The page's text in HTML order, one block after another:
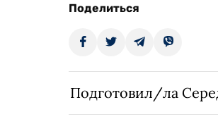
Поделиться
Подготовил/ла